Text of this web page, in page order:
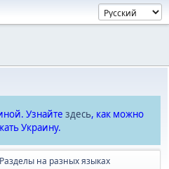
Узнайте здесь, как можно
Украину.
на разных языках